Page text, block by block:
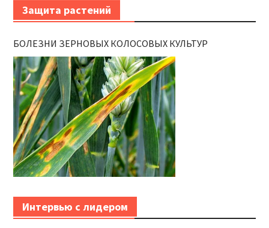
Защита растений
БОЛЕЗНИ ЗЕРНОВЫХ КОЛОСОВЫХ КУЛЬТУР
Интервью с лидером